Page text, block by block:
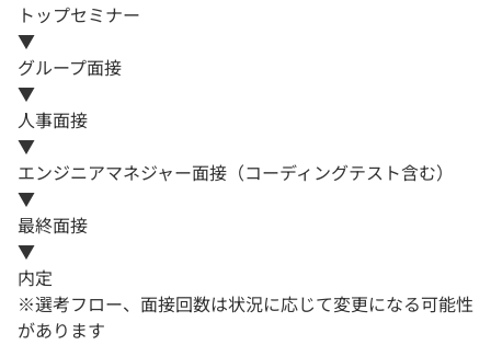
トップセミナー
▼
グループ面接
▼
人事面接
▼
エンジニアマネジャー面接（コーディングテスト含む）
▼
最終面接
▼
内定
※選考フロー、面接回数は状況に応じて変更になる可能性
があります